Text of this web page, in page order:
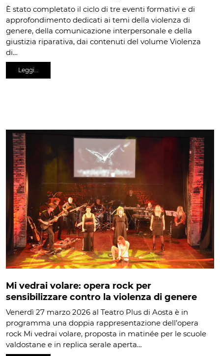
È stato completato il ciclo di tre eventi formativi e di
approfondimento dedicati ai temi della violenza di
genere, della comunicazione interpersonale e della
giustizia riparativa, dai contenuti del volume Violenza
di…
Leggi…
Mi vedrai volare: opera rock per
sensibilizzare contro la violenza di genere
Venerdì 27 marzo 2026 al Teatro Plus di Aosta è in
programma una doppia rappresentazione dell’opera
rock Mi vedrai volare, proposta in matinée per le scuole
valdostane e in replica serale aperta…